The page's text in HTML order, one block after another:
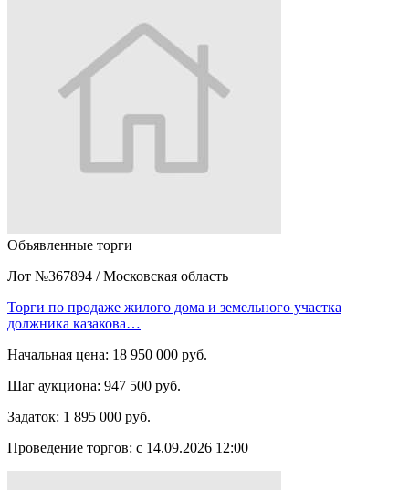
Объявленные торги
Лот №367894 / Московская область
Торги по продаже жилого дома и земельного участка
должника казакова…
Начальная цена: 18 950 000 руб.
Шаг аукциона: 947 500 руб.
Задаток: 1 895 000 руб.
Проведение торгов: с 14.09.2026 12:00